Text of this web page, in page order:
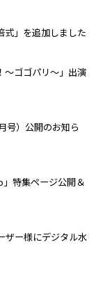
式」を追加しました
～ゴゴパリ～」出演
号）公開のお知ら
特集ページ公開＆
ザー様にデジタル水